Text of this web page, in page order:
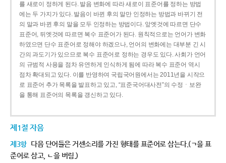
를 새로이 정하게 된다. 발음 변화에 따라 새로이 표준어를 정하는 방법
에는 두 가지가 있다. 발음이 바뀐 후의 말만 인정하는 방법과 바뀌기 전
의 말과 바뀐 후의 말을 모두 인정하는 방법이다. 앞엣것에 따르면 단수
표준어, 뒤엣것에 따르면 복수 표준어가 된다. 원칙적으로는 언어가 변화
하였으면 단수 표준어로 정해야 하겠으나, 언어의 변화에는 대부분 긴 시
간의 과도기가 있으므로 복수 표준어로 정하는 경우도 있다. 사회가 언어
의 규범적 사용을 점차 유연하게 인식하게 됨에 따라 복수 표준어 역시
점차 확대되고 있다. 이를 반영하여 국립국어원에서는 2011년을 시작으
로 표준어 추가 목록을 발표하고 있고, “표준국어대사전”의 수정ㆍ보완
을 통해 표준어의 목록을 갱신하고 있다.
제1절 자음
제3항 다음 단어들은 거센소리를 가진 형태를 표준어로 삼는다.(ㄱ을 표
준어로 삼고, ㄴ을 버림.)